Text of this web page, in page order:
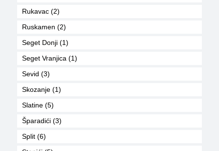
Rukavac (2)
Ruskamen (2)
Seget Donji (1)
Seget Vranjica (1)
Sevid (3)
Skozanje (1)
Slatine (5)
Šparadići (3)
Split (6)